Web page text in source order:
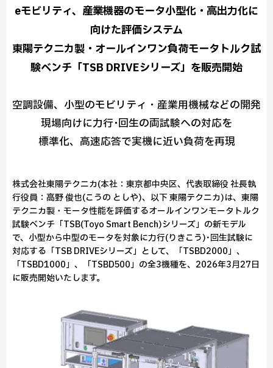
eモビリティ、産業機器のモータ小型化・高出力化に
向けた評価システム
東陽テクニカ製・オールインワン負荷モータトルク試
験ベンチ「TSB DRIVEシリーズ」を販売開始
空調設備、小型のモビリティ・産業用機械などの開発
現場向けに力行･回生の両試験への対応を
標準化、高速応答で実機に近い負荷を再現
株式会社東陽テクニカ(本社：東京都中央区、代表取締役 社長執
行役員：高野 俊也(こうの としや)、以下 東陽テクニカ)は、東陽
テクニカ製・モータ性能を評価するオールインワンモータトルク
試験ベンチ「TSB(Toyo Smart Bench)シリーズ」の新モデル
で、小型から中型のモータを対象に力行(りきこう)･回生試験に
対応する「TSB DRIVEシリーズ」として、「TSBD2000」、
「TSBD1000」、「TSBD500」の全3機種を、2026年3月27日
に販売開始いたします。